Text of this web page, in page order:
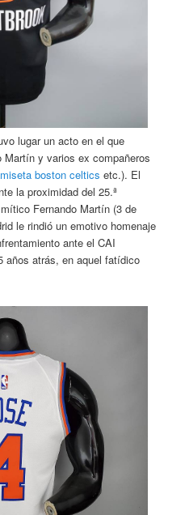
lugar un acto en el que
Martín y varios ex compañeros
boston celtics etc.). El
la proximidad del 25.ª
Fernando Martín (3 de
le rindió un emotivo homenaje
ante el CAI
años atrás, en aquel fatídico